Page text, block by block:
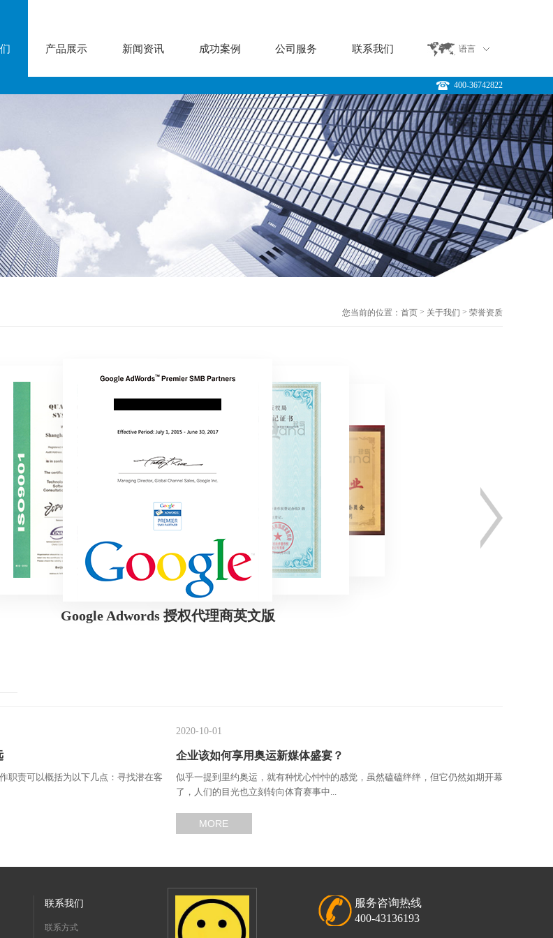
产品展示 新闻资讯 成功案例 公司服务 联系我们 语言
400-36742822
您当前的位置： 首页 > 关于我们 > 荣誉资质
Google Adwords 授权代理商英文版
职责可以概括为以下几点：寻找潜在客
2020-10-01
企业该如何享用奥运新媒体盛宴？
似乎一提到里约奥运，就有种忧心忡忡的感觉，虽然磕磕绊绊，但它仍然如期开幕
了，人们的目光也立刻转向体育赛事中...
MORE
联系我们
联系方式
服务咨询热线
400-43136193